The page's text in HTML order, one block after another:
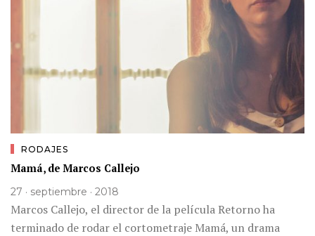
RODAJES
Mamá, de Marcos Callejo
27 · septiembre · 2018
Marcos Callejo, el director de la película Retorno ha
terminado de rodar el cortometraje Mamá, un drama